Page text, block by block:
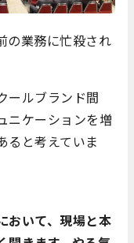
の業務に忙殺され
ールブランド間
ニケーションを増
ると考えていま
おいて、現場と本